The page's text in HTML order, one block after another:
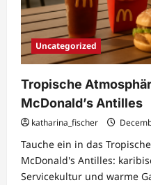
Uncategorized
Tropische
McDonald’s Antilles
katharina_fischer
Tauche ein in das
McDonald's Antilles:
Servicekultur und warme